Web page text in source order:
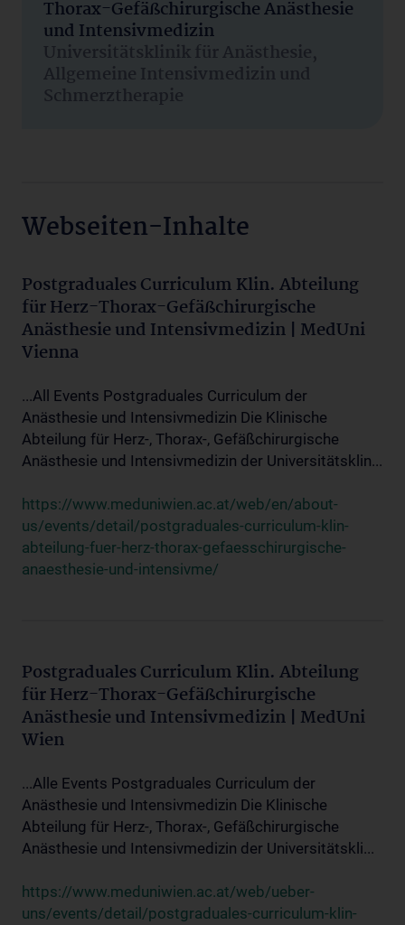
Thorax-Gefäßchirurgische Anästhesie
und Intensivmedizin
Universitätsklinik für Anästhesie,
Allgemeine Intensivmedizin und
Schmerztherapie
Webseiten-Inhalte
Postgraduales Curriculum Klin. Abteilung
für Herz-Thorax-Gefäßchirurgische
Anästhesie und Intensivmedizin | MedUni
Vienna
...All Events Postgraduales Curriculum der
Anästhesie und Intensivmedizin Die Klinische
Abteilung für Herz-, Thorax-, Gefäßchirurgische
Anästhesie und Intensivmedizin der Universitätsklin...
https://www.meduniwien.ac.at/web/en/about-
us/events/detail/postgraduales-curriculum-klin-
abteilung-fuer-herz-thorax-gefaesschirurgische-
anaesthesie-und-intensivme/
Postgraduales Curriculum Klin. Abteilung
für Herz-Thorax-Gefäßchirurgische
Anästhesie und Intensivmedizin | MedUni
Wien
...Alle Events Postgraduales Curriculum der
Anästhesie und Intensivmedizin Die Klinische
Abteilung für Herz-, Thorax-, Gefäßchirurgische
Anästhesie und Intensivmedizin der Universitätskli...
https://www.meduniwien.ac.at/web/ueber-
uns/events/detail/postgraduales-curriculum-klin-